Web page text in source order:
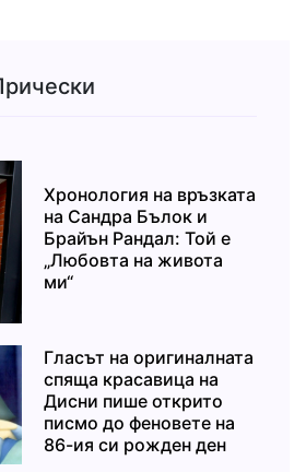
Хронология на връзката
на Сандра Бълок и
Брайън Рандал: Той е
„Любовта на живота
ми“
Гласът на оригиналната
спяща красавица на
Дисни пише открито
писмо до феновете на
86-ия си рожден ден